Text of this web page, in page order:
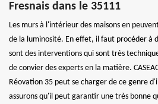
Fresnais dans le 35111
Les murs à l'intérieur des maisons en
de la luminosité. En effet, il faut procéder à
sont des interventions qui sont très
de convier des experts en la matière.
Réovation 35 peut se charger de ce genre
assurons qu'il peut garantir une très bonne